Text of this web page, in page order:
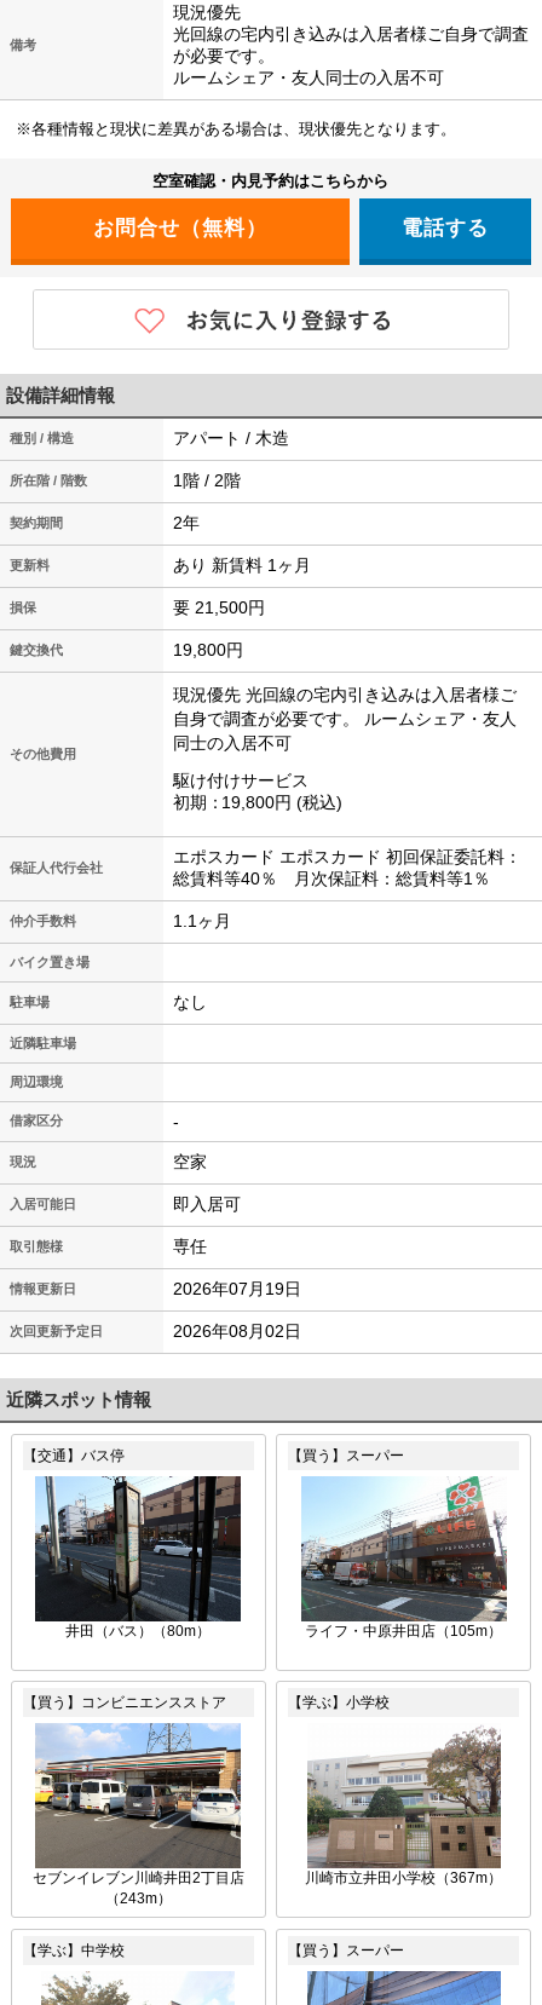
備考
現況優先
光回線の宅内引き込みは入居者様ご自身で調査
が必要です。
ルームシェア・友人同士の入居不可
※各種情報と現状に差異がある場合は、現状優先となります。
空室確認・内見予約はこちらから
電話する
設備詳細情報
種別 / 構造 アパート / 木造
所在階 / 階数 1階 / 2階
契約期間 2年
更新料 あり 新賃料 1ヶ月
損保 要 21,500円
鍵交換代 19,800円
その他費用
現況優先 光回線の宅内引き込みは入居者様ご
自身で調査が必要です。
ルームシェア・友人
同士の入居不可
駆け付けサービス
初期
19,800円 税込
保証人代行会社
エポスカード エポスカード 初回保証委託料：
総賃料等40％ 月次保証料：総賃料等1％
仲介手数料 1.1ヶ月
バイク置き場
駐車場 なし
近隣駐車場
周辺環境
借家区分 -
現況 空家
入居可能日 即入居可
取引態様 専任
情報更新日 2026年07月19日
次回更新予定日 2026年08月02日
近隣スポット情報
【交通】バス停
井田（バス）（80m）
【買う】スーパー
ライフ・中原井田店（105m）
【買う】コンビニエンスストア
セブンイレブン川崎井田2丁目店
（243m）
【学ぶ】小学校
川崎市立井田小学校（367m）
【学ぶ】中学校 【買う】スーパー